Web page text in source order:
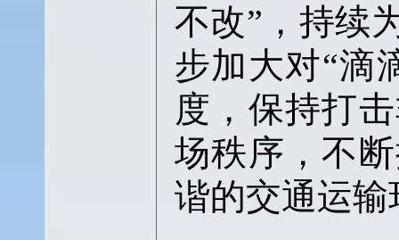
不改”，持续
步加大对“滴
度，保持打
场秩序，不
谐的交通运输